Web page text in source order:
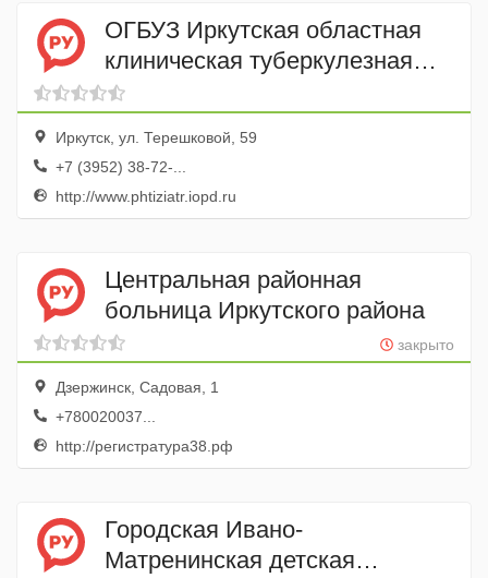
ОГБУЗ Иркутская областная
клиническая туберкулезная
больница
Иркутск, ул. Терешковой, 59
+7 (3952) 38-72-...
http://www.phtiziatr.iopd.ru
Центральная районная
больница Иркутского района
закрыто
Дзержинск, Садовая, 1
+780020037...
http://регистратура38.рф
Городская Ивано-
Матренинская детская